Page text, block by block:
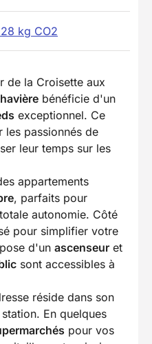
kg CO2
de la Croisette aux
bénéficie d'un
exceptionnel. Ce
passionnés de
leur temps sur les
appartements
, parfaits pour
autonomie. Côté
pour simplifier votre
d'un ascenseur et
sont accessibles à
réside dans son
En quelques
pour vos